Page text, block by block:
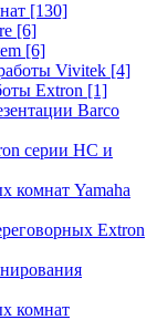
[130]
[6]
[6]
Vivitek [4]
Extron [1]
Barco
серии HC и
комнат Yamaha
Extron
комнат